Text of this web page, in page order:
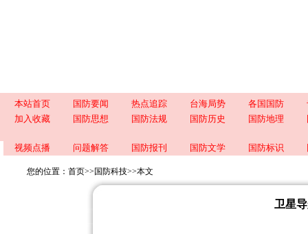
本站首页 国防要闻 热点追踪 台海局势 各国国防
加入收藏
国防思想 国防法规 国防历史 国防地理
视频点播 问题解答 国防报刊 国防文学 国防标识
您的位置： 首页>> 国防科技>>本文
卫星